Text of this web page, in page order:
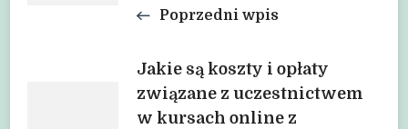
Poprzedni wpis
Jakie są koszty i opłaty
związane z uczestnictwem
w kursach online z